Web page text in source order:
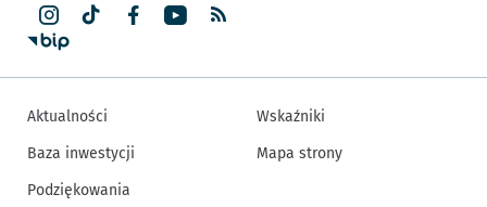
Aktualności
Baza inwestycji
Podziękowania
Wskaźniki
Mapa strony